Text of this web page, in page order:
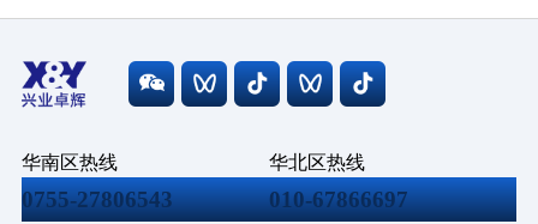
华南区热线
0755-27806543
华北区热线
010-67866697